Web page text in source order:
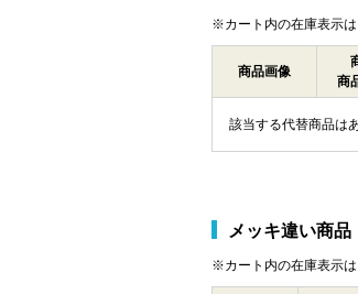
※カート内の在庫表示
商品画像
商
該当する代替商品は
メッキ違い商品
※カート内の在庫表示